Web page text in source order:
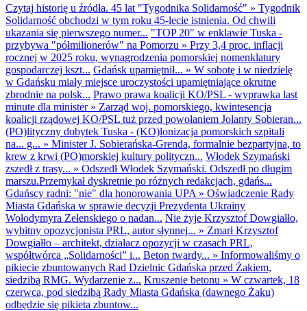
Czytaj historię u źródła. 45 lat "Tygodnika Solidarność" » Tygodnik
Solidarność obchodzi w tym roku 45-lecie istnienia. Od chwili
ukazania się pierwszego numer... "TOP 20" w enklawie Tuska -
przybywa "półmilionerów" na Pomorzu » Przy 3,4 proc. inflacji
rocznej w 2025 roku, wynagrodzenia pomorskiej nomenklatury
gospodarczej kszt... Gdańsk upamiętnił... » W sobotę i w niedzielę
w Gdańsku miały miejsce uroczystości upamiętniające okrutne
zbrodnie na polsk... Prawo prawa koalicji KO/PSL - wyprawka last
minute dla minister» Zarząd woj. pomorskiego, kwintesencja
koalicji rządowej KO/PSL tuż przed powołaniem Jolanty Sobieran...
(PO)lityczny dobytek Tuska - (KO)lonizacja pomorskich szpitali
na... g... » Minister J. Sobierańska-Grenda, formalnie bezpartyjna, to
krew z krwi (PO)morskiej kultury polityczn... Włodek Szymański
zszedł z trasy... » Odszedł Włodek Szymański. Odszedł po długim
marszu.Przemykał dyskretnie po różnych redakcjach, gdańs...
Gdańscy radni: "nie" dla honorowania UPA » Oświadczenie Rady
Miasta Gdańska w sprawie decyzji Prezydenta Ukrainy
Wołodymyra Zełenskiego o nadan... Nie żyje Krzysztof Dowgiałło,
wybitny opozycjonista PRL, autor słynnej... » Zmarł Krzysztof
Dowgiałło – architekt, działacz opozycji w czasach PRL,
współtwórca „Solidarności” i... Beton twardy... » Informowaliśmy o
pikiecie zbuntowanych Rad Dzielnic Gdańska przed Żakiem,
siedzibą RMG. Wydarzenie z... Kruszenie betonu » W czwartek, 18
czerwca, pod siedzibą Rady Miasta Gdańska (dawnego Żaku)
odbędzie się pikieta zbuntow...